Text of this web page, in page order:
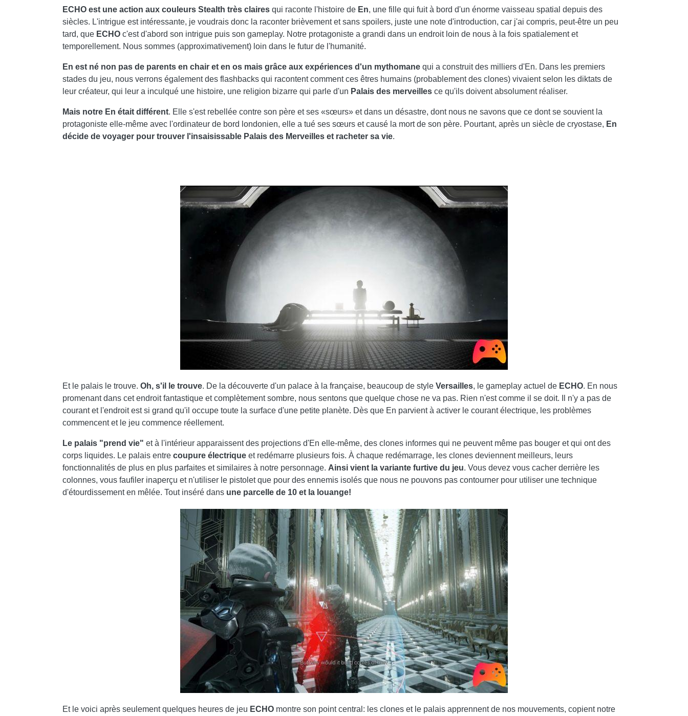
ECHO est une action aux couleurs Stealth très claires qui raconte l'histoire de En, une fille qui fuit à bord d'un énorme vaisseau spatial depuis des
siècles. L'intrigue est intéressante, je voudrais donc la raconter brièvement et sans spoilers, juste une note d'introduction, car j'ai compris, peut-être un peu
tard, que ECHO c'est d'abord son intrigue puis son gameplay. Notre protagoniste a grandi dans un endroit loin de nous à la fois spatialement et
temporellement. Nous sommes (approximativement) loin dans le futur de l'humanité.
En est né non pas de parents en chair et en os mais grâce aux expériences d'un mythomane qui a construit des milliers d'En. Dans les premiers
stades du jeu, nous verrons également des flashbacks qui racontent comment ces êtres humains (probablement des clones) vivaient selon les diktats de
leur créateur, qui leur a inculqué une histoire, une religion bizarre qui parle d'un Palais des merveilles ce qu'ils doivent absolument réaliser.
Mais notre En était différent. Elle s'est rebellée contre son père et ses «sœurs» et dans un désastre, dont nous ne savons que ce dont se souvient la
protagoniste elle-même avec l'ordinateur de bord londonien, elle a tué ses sœurs et causé la mort de son père. Pourtant, après un siècle de cryostase, En
décide de voyager pour trouver l'insaisissable Palais des Merveilles et racheter sa vie.
Et le palais le trouve. Oh, s'il le trouve. De la découverte d'un palace à la française, beaucoup de style Versailles, le gameplay actuel de ECHO. En nous
promenant dans cet endroit fantastique et complètement sombre, nous sentons que quelque chose ne va pas. Rien n'est comme il se doit. Il n'y a pas de
courant et l'endroit est si grand qu'il occupe toute la surface d'une petite planète. Dès que En parvient à activer le courant électrique, les problèmes
commencent et le jeu commence réellement.
Le palais "prend vie" et à l'intérieur apparaissent des projections d'En elle-même, des clones informes qui ne peuvent même pas bouger et qui ont des
corps liquides. Le palais entre coupure électrique et redémarre plusieurs fois. À chaque redémarrage, les clones deviennent meilleurs, leurs
fonctionnalités de plus en plus parfaites et similaires à notre personnage. Ainsi vient la variante furtive du jeu. Vous devez vous cacher derrière les
colonnes, vous faufiler inaperçu et n'utiliser le pistolet que pour des ennemis isolés que nous ne pouvons pas contourner pour utiliser une technique
d'étourdissement en mêlée. Tout inséré dans une parcelle de 10 et la louange!
Et le voici après seulement quelques heures de jeu ECHO montre son point central: les clones et le palais apprennent de nos mouvements, copient notre